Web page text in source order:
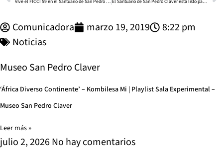
Vive el FICCI 59 en el Santuario de San Pedro Claver El Santuario de San Pedro Claver está listo para la celebración de Semana Santa
Comunicadora marzo 19, 2019
8:22 pm
Noticias
Museo San Pedro Claver
‘África Diverso Continente’ – Kombilesa Mi | Playlist Sala Experimental –
Museo San Pedro Claver
Leer más »
julio 2, 2026No hay comentarios